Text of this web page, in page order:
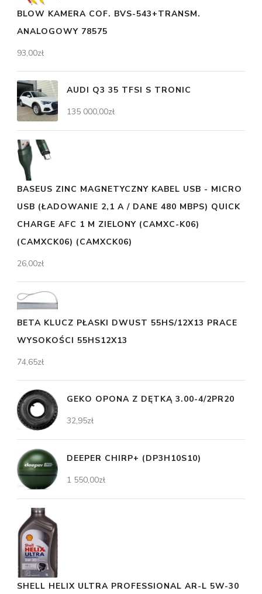
BLOW KAMERA COF. BVS-543+TRANSM.
ANALOGOWY 78575
93,00zł
AUDI Q3 35 TFSI S TRONIC
135 000,00zł
BASEUS ZINC MAGNETYCZNY KABEL USB - MICRO
USB (ŁADOWANIE 2,1 A / DANE 480 MBPS) QUICK
CHARGE AFC 1 M ZIELONY (CAMXC-K06)
(CAMXCK06) (CAMXCK06)
26,00zł
BETA KLUCZ PŁASKI DWUST 55HS/12X13 PRACE
WYSOKOŚCI 55HS12X13
74,65zł
GEKO OPONA Z DĘTKĄ 3.00-4/2PR20
32,95zł
DEEPER CHIRP+ (DP3H10S10)
1 550,00zł
SHELL HELIX ULTRA PROFESSIONAL AR-L 5W-30